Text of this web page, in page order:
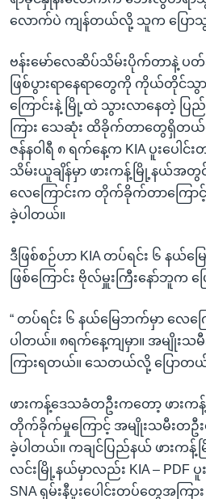
လောက်ပဲ ကျန်တယ်လို့ သူက ပြောသွာ
ဗန်းမော်လေဆိပ်သိမ်းပိုက်တာနဲ့
ဖြစ်ပွားရာနေရာတွေကို ကိုယ်တိုင်
ကြောင်းနဲ့ မြို့ထဲ သွားလာနေတဲ့
ကြား သေဆုံး ထိခိုက်တာတွေရှိတယ်
ဇန်နဝါရီ ၈ ရက်နေ့က KIA ပူးပေ
သိမ်းယူချိန်မှာ ဖားကန့်မြို့နယ်အတွ
လေကြောင်းက တိုက်ခိုက်တာကြော
ခဲ့ပါတယ်။
ဒီဖြစ်စဉ်ဟာ KIA တပ်ရင်း ၆ နယ်မြ
ဖြစ်ကြောင်း ဗိုလ်မှူးကြီးနော်ဘူက ပ
“ တပ်ရင်း ၆ နယ်မြေဘက်မှာ လေက
ပါတယ်။ ၈ရက်နေ့ကျမှာ။ အမျို
ကြားရတယ်။ သေတယ်လို့ ပြောတယ်
ဖားကန့်ဒေသခံတဦးကတော့ ဖားကန့်
တိုက်ခိုက်မှုကြောင့် အမျိုးသမီးတဦး
ခဲ့ပါတယ်။ ကချင်ပြည်နယ် ဖားက
လင်းမြို့နယ်မှာလည်း KIA – PDF ပူ
SNA ရှမ်းနီပူးပေါင်းတပ်တွေအက